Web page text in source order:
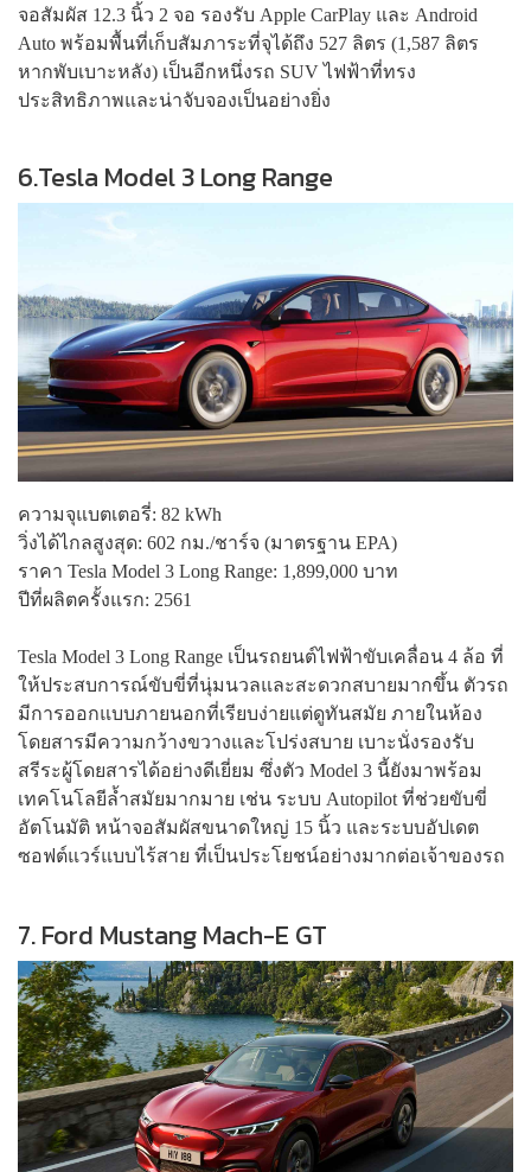
จอสัมผัส 12.3 นิ้ว 2 จอ รองรับ Apple CarPlay และ Android
Auto พร้อมพื้นที่เก็บสัมภาระที่จุได้ถึง 527 ลิตร (1,587 ลิตร
หากพับเบาะหลัง) เป็นอีกหนึ่งรถ SUV ไฟฟ้าที่ทรง
ประสิทธิภาพและน่าจับจองเป็นอย่างยิ่ง
6.Tesla Model 3 Long Range
ความจุแบตเตอรี่: 82 kWh
วิ่งได้ไกลสูงสุด: 602 กม./ชาร์จ (มาตรฐาน EPA)
ราคา Tesla Model 3 Long Range: 1,899,000 บาท
ปีที่ผลิตครั้งแรก: 2561
Tesla Model 3 Long Range เป็นรถยนต์ไฟฟ้าขับเคลื่อน 4 ล้อ ที่
ให้ประสบการณ์ขับขี่ที่นุ่มนวลและสะดวกสบายมากขึ้น ตัวรถ
มีการออกแบบภายนอกที่เรียบง่ายแต่ดูทันสมัย ภายในห้อง
โดยสารมีความกว้างขวางและโปร่งสบาย เบาะนั่งรองรับ
สรีระผู้โดยสารได้อย่างดีเยี่ยม ซึ่งตัว Model 3 นี้ยังมาพร้อม
เทคโนโลยีล้ำสมัยมากมาย เช่น ระบบ Autopilot ที่ช่วยขับขี่
อัตโนมัติ หน้าจอสัมผัสขนาดใหญ่ 15 นิ้ว และระบบอัปเดต
ซอฟต์แวร์แบบไร้สาย ที่เป็นประโยชน์อย่างมากต่อเจ้าของรถ
7. Ford Mustang Mach-E GT